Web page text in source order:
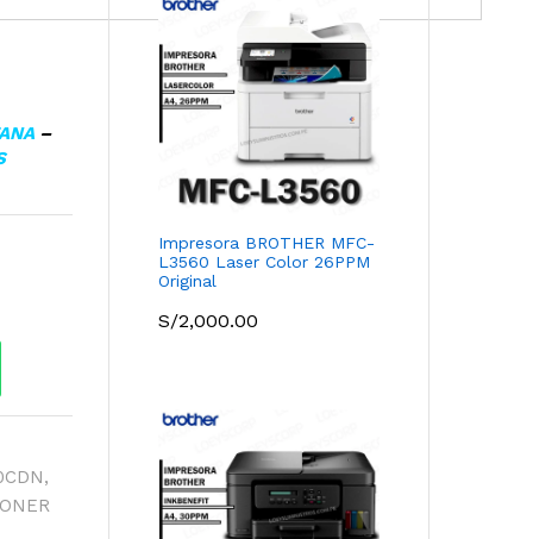
–
,
Impresora BROTHER MFC-
L3560 Laser Color 26PPM
Original
S/2,000.00